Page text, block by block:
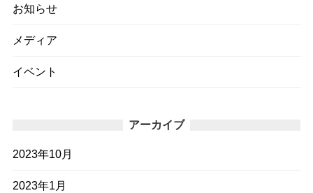
お知らせ
メディア
イベント
アーカイブ
2023年10月
2023年1月